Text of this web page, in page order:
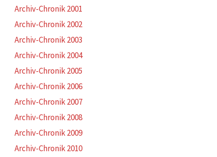
Archiv-Chronik 2001
Archiv-Chronik 2002
Archiv-Chronik 2003
Archiv-Chronik 2004
Archiv-Chronik 2005
Archiv-Chronik 2006
Archiv-Chronik 2007
Archiv-Chronik 2008
Archiv-Chronik 2009
Archiv-Chronik 2010